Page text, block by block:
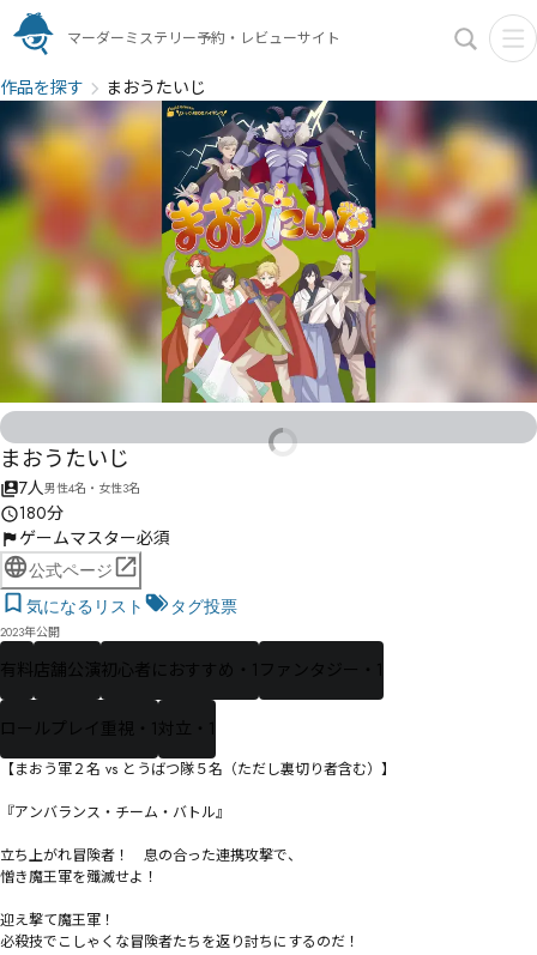
マーダーミステリー予約・レビューサイト
作品を探す まおうたいじ
まおうたいじ
7人男性4名・女性3名
180分
ゲームマスター必須
公式ページ
気になるリスト
タグ投票
2023年公開
有料 店舗公演初心者におすすめ・1 ファンタジー・1
ロールプレイ重視・1 対立・1
【まおう軍２名 vs とうばつ隊５名（ただし裏切り者含む）】
『アンバランス・チーム・バトル』
立ち上がれ冒険者！　息の合った連携攻撃で、
憎き魔王軍を殲滅せよ！
迎え撃て魔王軍！
必殺技でこしゃくな冒険者たちを返り討ちにするのだ！